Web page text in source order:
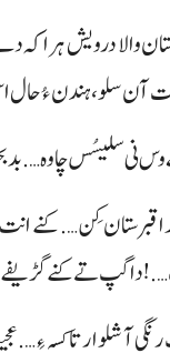
والا درویش ہراکہ
سلو، ہندن ءُ حال
نی سلیسُس چاوہ….
قبرستان کِن…. کنے
داگپ تے کنے
آ شلوار تا کسہ ءِ….